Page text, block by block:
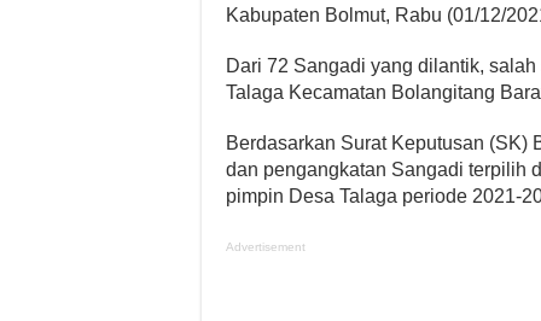
Kabupaten Bolmut, Rabu (01/12/
Dari 72 Sangadi yang dilantik,
Talaga Kecamatan Bolangitang
Berdasarkan Surat Keputusan (SK)
dan pengangkatan Sangadi terpilih
pimpin Desa Talaga periode 2021-
Advertisement